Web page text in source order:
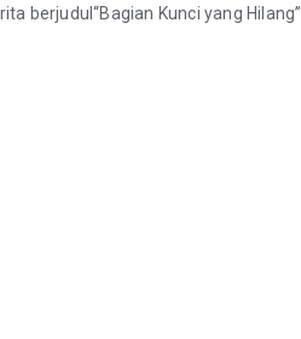
berjudul“Bagian Kunci yang Hilang”.